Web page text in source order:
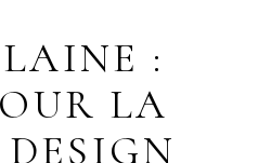
:
LA